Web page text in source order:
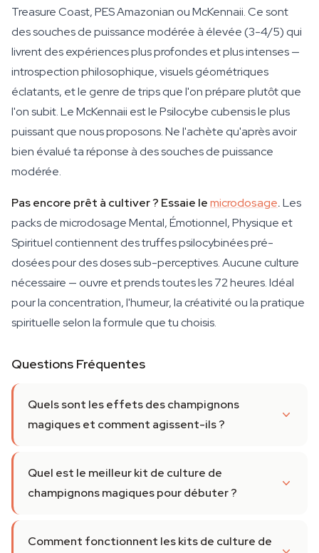
Treasure Coast, PES Amazonian ou McKennaii. Ce sont
des souches de puissance modérée à élevée (3-4/5) qui
livrent des expériences plus profondes et plus intenses —
introspection philosophique, visuels géométriques
éclatants, et le genre de trips que l'on prépare plutôt que
l'on subit. Le McKennaii est le Psilocybe cubensis le plus
puissant que nous proposons. Ne l'achète qu'après avoir
bien évalué ta réponse à des souches de puissance
modérée.
Pas encore prêt à cultiver ? Essaie lemicrodosage.Les
packs de microdosage Mental, Émotionnel, Physique et
Spirituel contiennent des truffes psilocybinées pré-
dosées pour des doses sub-perceptives. Aucune culture
nécessaire — ouvre et prends toutes les 72 heures. Idéal
pour la concentration, l'humeur, la créativité ou la pratique
spirituelle selon la formule que tu choisis.
Questions Fréquentes
Quels sont les effets des champignons
magiques et comment agissent-ils ?
Quel est le meilleur kit de culture de
champignons magiques pour débuter ?
Comment fonctionnent les kits de culture de